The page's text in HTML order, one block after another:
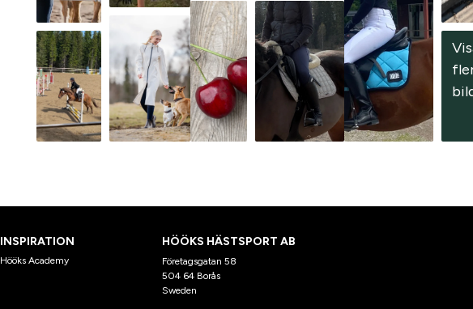
INSPIRATION
Hööks Academy
HÖÖKS HÄSTSPORT AB
Företagsgatan 58
504 64 Borås
Sweden